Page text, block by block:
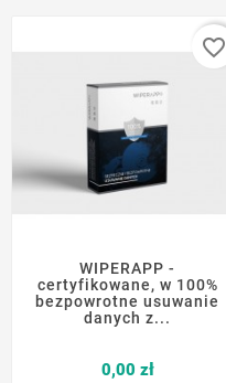
WIPERAPP -
certyfikowane, w 100%
bezpowrotne usuwanie
danych z...
0,00 złCena
favorite_border